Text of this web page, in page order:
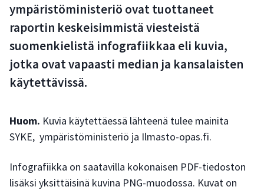
ympäristöministeriö ovat tuottaneet
raportin keskeisimmistä viesteistä
suomenkielistä infografiikkaa eli kuvia,
jotka ovat vapaasti median ja kansalaisten
käytettävissä.
Huom. Kuvia käytettäessä lähteenä tulee mainita
SYKE, ympäristöministeriö ja Ilmasto-opas.fi.
Infografiikka on saatavilla kokonaisen PDF-tiedoston
lisäksi yksittäisinä kuvina PNG-muodossa. Kuvat on